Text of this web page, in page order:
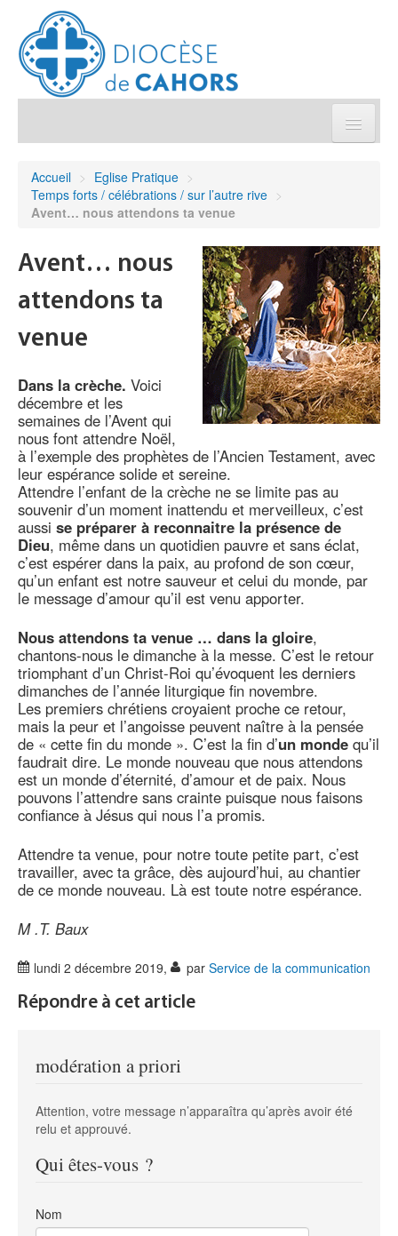
Démarches et sacrements
Sanctuaires & Pélerinages
Agenda diocésain
Je donne
Annuaire/Contact
Accueil > Eglise Pratique >
Temps forts / célébrations / sur l’autre rive >
Avent… nous attendons ta venue
Avent… nous
attendons ta
venue
Dans la crèche. Voici
décembre et les
semaines de l’Avent qui
nous font attendre Noël,
à l’exemple des prophètes de l’Ancien Testament, avec
leur espérance solide et sereine.
Attendre l’enfant de la crèche ne se limite pas au
souvenir d’un moment inattendu et merveilleux, c’est
aussi se préparer à reconnaitre la présence de
Dieu, même dans un quotidien pauvre et sans éclat,
c’est espérer dans la paix, au profond de son cœur,
qu’un enfant est notre sauveur et celui du monde, par
le message d’amour qu’il est venu apporter.
Nous attendons ta venue … dans la gloire,
chantons-nous le dimanche à la messe. C’est le retour
triomphant d’un Christ-Roi qu’évoquent les derniers
dimanches de l’année liturgique fin novembre.
Les premiers chrétiens croyaient proche ce retour,
mais la peur et l’angoisse peuvent naître à la pensée
de « cette fin du monde ». C’est la fin d’un monde qu’il
faudrait dire. Le monde nouveau que nous attendons
est un monde d’éternité, d’amour et de paix. Nous
pouvons l’attendre sans crainte puisque nous faisons
confiance à Jésus qui nous l’a promis.
Attendre ta venue, pour notre toute petite part, c’est
travailler, avec ta grâce, dès aujourd’hui, au chantier
de ce monde nouveau. Là est toute notre espérance.
M .T. Baux
lundi 2 décembre 2019, par Service de la communication
Répondre à cet article
modération a priori
Attention, votre message n’apparaîtra qu’après avoir été
relu et approuvé.
Qui êtes-vous ?
Nom